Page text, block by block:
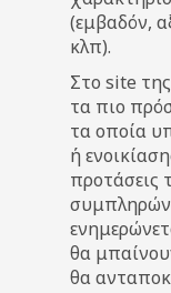
(εμβαδόν,
κλπ).
Στο site
τα πιο
τα οποία
ή
προτάσεις
θα
θα